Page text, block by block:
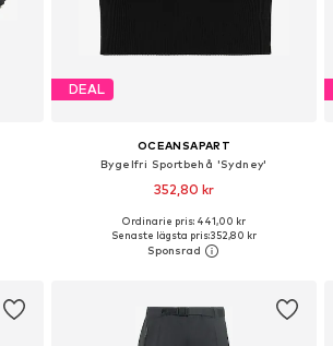
DEAL
OCEANSAPART
Bygelfri Sportbehå 'Sydney'
352,80 kr
Tillgängliga storlekar: XS, S, M, L, XL, XXL
Lägg till i varukorgen
Ordinarie pris: 441,00 kr
Senaste lägsta pris:352,80 kr